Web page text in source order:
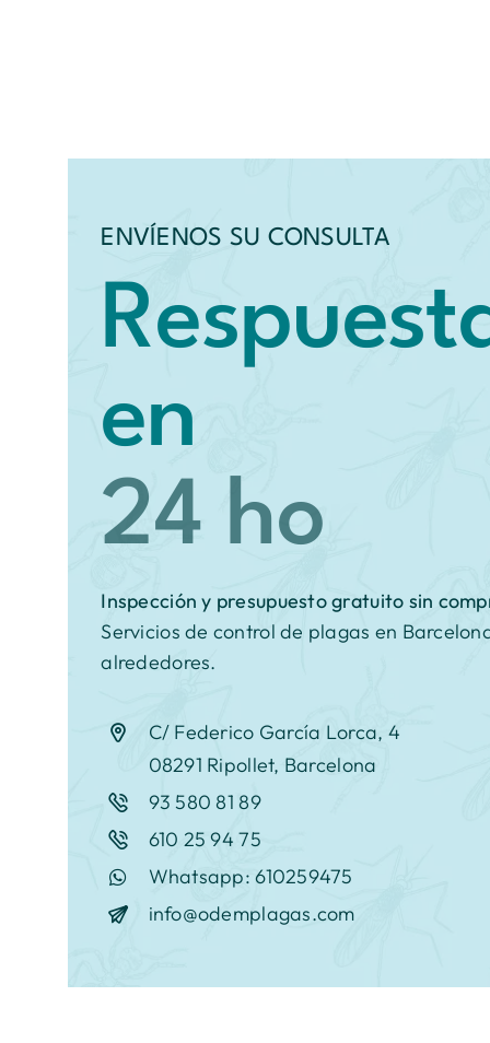
ENVÍENOS SU CONSULTA
en
Inspección y presupuesto gratuito sin
Servicios de control de plagas en
alrededores.
C/ Federico García Lorca, 4
08291 Ripollet, Barcelona
93 580 81 89
610 25 94 75
Whatsapp: 610259475
info@odemplagas.com